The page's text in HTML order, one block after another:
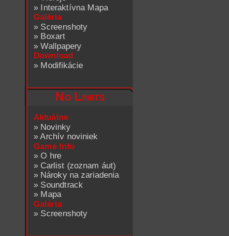
» Interaktívna Mapa
Galéria
» Screenshoty
» Boxart
»Wallpapery
Download
» Modifikácie
No Limits
Aktuálne
» Novinky
»Archív noviniek
Game Info
»O hre
» Carlist (zoznam áut)
» Nároky na zariadenia
» Soundtrack
» Mapa
Galéria
» Screenshoty